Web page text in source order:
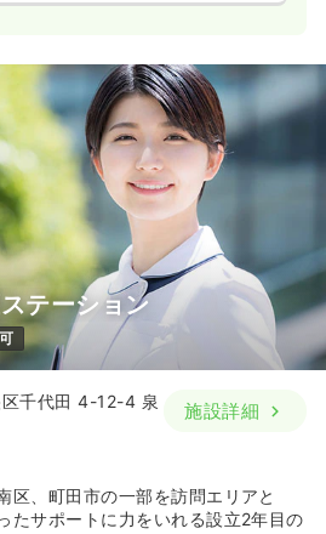
テーション
千代田 4-12-4 泉
施設詳細
区、町田市の一部を訪問エリアと
たサポートに力をいれる設立2年目の